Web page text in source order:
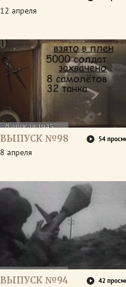
12 апреля
ВЫПУСК №98 54
8 апреля
ВЫПУСК №94 42